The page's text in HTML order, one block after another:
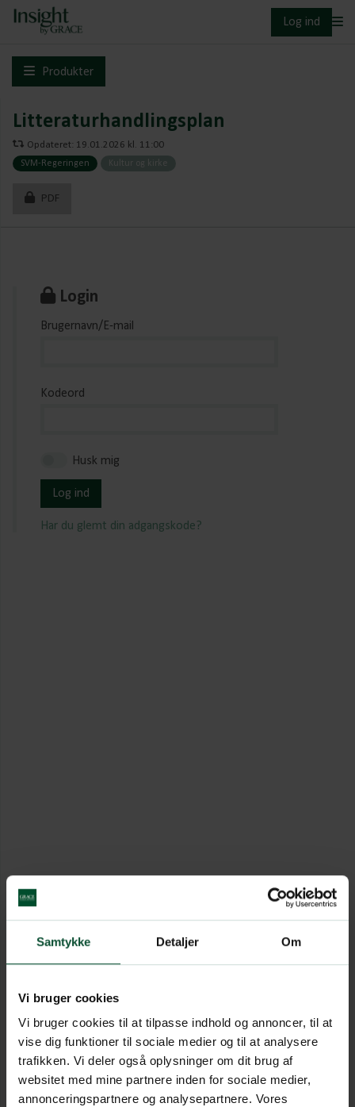
Samtykke Detaljer Om
Vi bruger cookies
Vi bruger cookies til at tilpasse indhold og annoncer, til at
vise dig funktioner til sociale medier og til at analysere
trafikken. Vi deler også oplysninger om dit brug af
websitet med mine partnere inden for sociale medier,
annonceringspartnere og analysepartnere. Vores
Log ind
Produkter
Litteraturhandlingsplan
Opdateret: 19.01.2026 kl. 11:00
SVM-Regeringen Kultur og kirke
PDF
Login
Brugernavn/E-mail
Kodeord
Husk mig
Log ind
Har du glemt din adgangskode?